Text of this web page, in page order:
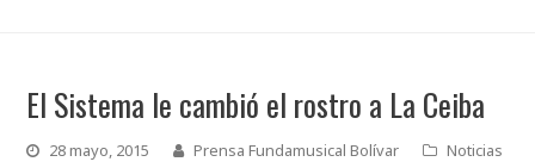
El Sistema le cambió el rostro a La Ceiba
28 mayo, 2015 Prensa Fundamusical Bolívar Noticias